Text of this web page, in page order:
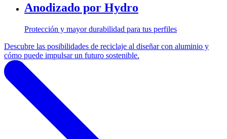
Anodizado por Hydro
Protección y mayor durabilidad para tus perfiles
Descubre las posibilidades de reciclaje al diseñar con aluminio y
cómo puede impulsar un futuro sostenible.